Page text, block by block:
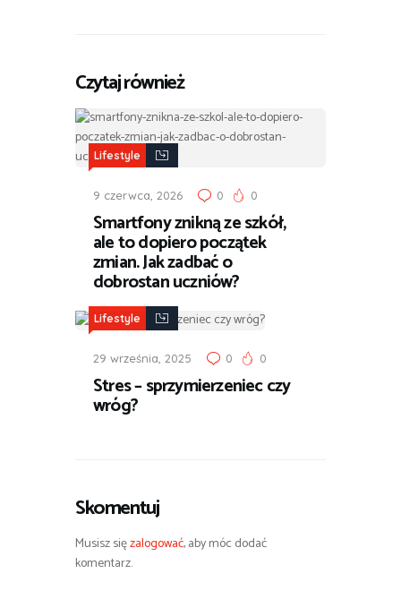
Czytaj również
Lifestyle
9 czerwca, 2026 0 0
Smartfony znikną ze szkół,
ale to dopiero początek
zmian. Jak zadbać o
dobrostan uczniów?
Lifestyle
29 września, 2025 0 0
Stres – sprzymierzeniec czy
wróg?
Skomentuj
Musisz sięzalogować, aby móc dodać
komentarz.